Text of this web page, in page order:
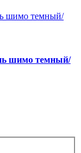
шимо темный/